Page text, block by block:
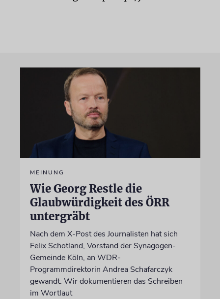
MEINUNG
Wie Georg Restle die
Glaubwürdigkeit des ÖRR
untergräbt
Nach dem X-Post des Journalisten hat sich
Felix Schotland, Vorstand der Synagogen-
Gemeinde Köln, an WDR-
Programmdirektorin Andrea Schafarczyk
gewandt. Wir dokumentieren das Schreiben
im Wortlaut